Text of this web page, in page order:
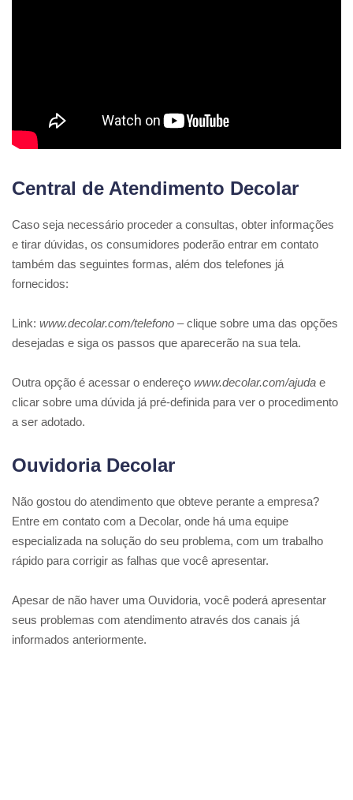
Central de Atendimento Decolar
Caso seja necessário proceder a consultas, obter informações
e tirar dúvidas, os consumidores poderão entrar em contato
também das seguintes formas, além dos telefones já
fornecidos:
Link: www.decolar.com/telefono –clique sobre uma das opções
desejadas e siga os passos que aparecerão na sua tela.
Outra opção é acessar o endereço www.decolar.com/ajuda e
clicar sobre uma dúvida já pré-definida para ver o procedimento
a ser adotado.
Ouvidoria Decolar
Não gostou do atendimento que obteve perante a empresa?
Entre em contato com a Decolar, onde há uma equipe
especializada na solução do seu problema, com um trabalho
rápido para corrigir as falhas que você apresentar.
Apesar de não haver uma Ouvidoria, você poderá apresentar
seus problemas com atendimento através dos canais já
informados anteriormente.